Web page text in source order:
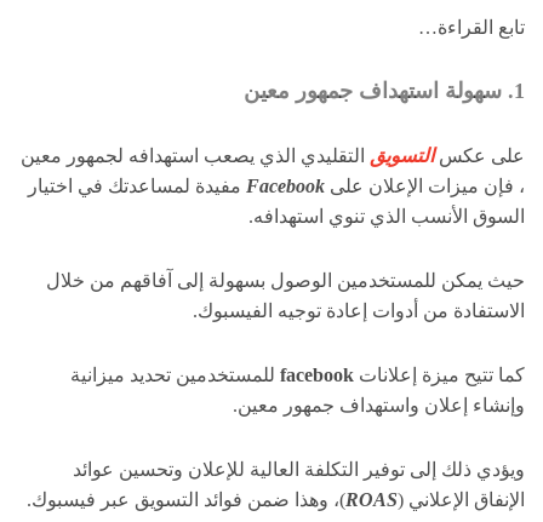
تابع القراءة…
1. سهولة استهداف جمهور معين
على عكسالتسويق التقليدي الذي يصعب استهدافه لجمهور معين
، فإن ميزات الإعلان على Facebook مفيدة لمساعدتك في اختيار
السوق الأنسب الذي تنوي استهدافه.
حيث يمكن للمستخدمين الوصول بسهولة إلى آفاقهم من خلال
الاستفادة من أدوات إعادة توجيه الفيسبوك.
كما تتيح ميزة إعلانات facebook للمستخدمين تحديد ميزانية
وإنشاء إعلان واستهداف جمهور معين.
ويؤدي ذلك إلى توفير التكلفة العالية للإعلان وتحسين عوائد
الإنفاق الإعلاني (ROAS)، وهذا ضمن فوائد التسويق عبر فيسبوك.